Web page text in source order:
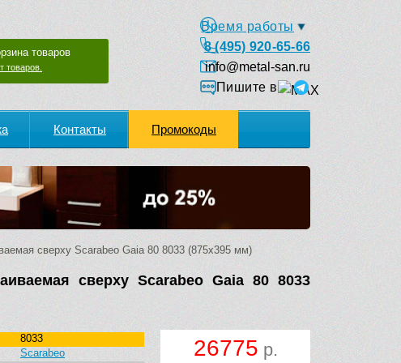
товаров
товаров.
Время работы
8 (495) 920-65-66
info@metal-san.ru
Пишите в
Контакты Промокоды
сверху Scarabeo Gaia 80 8033 (875х395 мм)
сверху Scarabeo Gaia 80 8033
26775 р.
8033
Scarabeo